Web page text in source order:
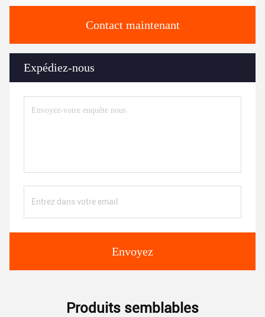
Contact maintenant
Expédiez-nous
Envoyez
Produits semblables